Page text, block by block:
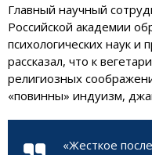
Главный научный
Российской академии
психологических наук и
рассказал, что к
религиозных
«повинны» индуизм,
«Жесткое